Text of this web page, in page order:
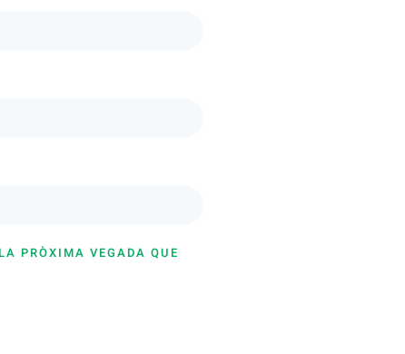
PRÒXIMA VEGADA QUE